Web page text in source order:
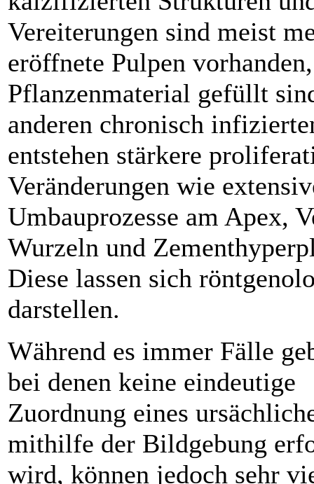
Vereiterungen sind meist
eröffnete Pulpen
Pflanzenmaterial gefüllt
anderen chronisch
entstehen stärkere
Veränderungen wie
Umbauprozesse am Apex,
Wurzeln und
Diese lassen sich
darstellen.
Während es immer Fälle
bei denen keine eindeutige
Zuordnung eines
mithilfe der Bild­gebung
wird, können jedoch sehr